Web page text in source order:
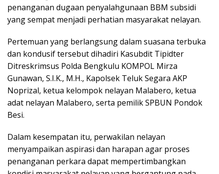
penanganan dugaan penyalahgunaan BBM subsidi
yang sempat menjadi perhatian masyarakat nelayan.
Pertemuan yang berlangsung dalam suasana terbuka
dan kondusif tersebut dihadiri Kasubdit Tipidter
Ditreskrimsus Polda Bengkulu KOMPOL Mirza
Gunawan, S.I.K., M.H., Kapolsek Teluk Segara AKP
Noprizal, ketua kelompok nelayan Malabero, ketua
adat nelayan Malabero, serta pemilik SPBUN Pondok
Besi.
Dalam kesempatan itu, perwakilan nelayan
menyampaikan aspirasi dan harapan agar proses
penanganan perkara dapat mempertimbangkan